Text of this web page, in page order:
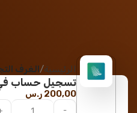
الرئيسية الغرف
تسجيل حساب في
200,00 ر.س